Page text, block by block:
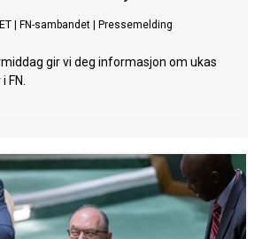
FN-sambandet Pressemelding
gir vi deg informasjon om ukas
FN.